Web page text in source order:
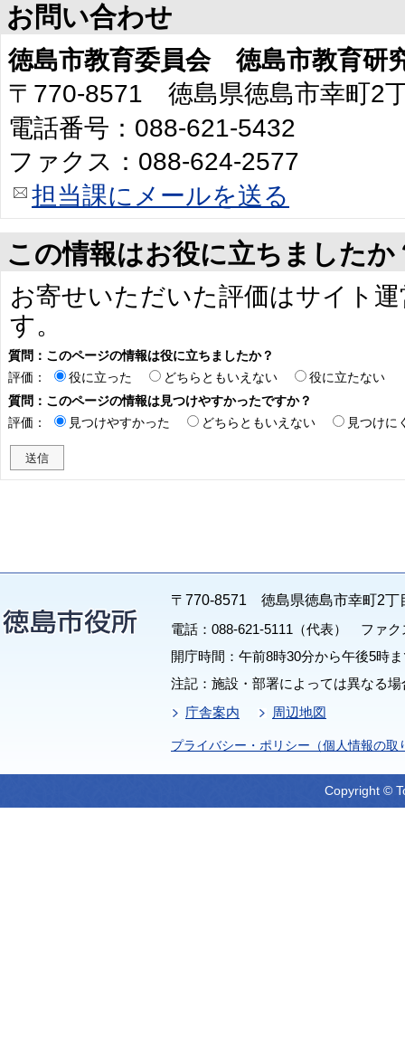
お問い合わせ
徳島市教育委員会 徳島市教育研
〒770-8571 徳島県徳島市幸町2
電話番号：088-621-5432
ファクス：088-624-2577
担当課にメールを送る
この情報はお役に立ちましたか
お寄せいただいた評価はサイト
す。
質問：このページの情報は役に立ちましたか？
評価：
役に立った どちらともいえない
役に立たない
質問：このページの情報は見つけやすかったですか？
評価：
見つけやすかった どちらともいえない 見つけに
〒770-8571 徳島県徳島市幸町2丁
電話：088-621-5111（代表） ファク
開庁時間：午前8時30分から午後5時
注記：施設・部署によっては異なる
庁舎案内
周辺地図
プライバシー・ポリシー（個人情報の取
Copyright ©